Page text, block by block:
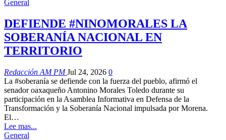
General
DEFIENDE #NINOMORALES LA
SOBERANÍA NACIONAL EN
TERRITORIO
Redacción AM PMJul 24, 2026 0
La #soberanía se defiende con la fuerza del pueblo, afirmó el
senador oaxaqueño Antonino Morales Toledo durante su
participación en la Asamblea Informativa en Defensa de la
Transformación y la Soberanía Nacional impulsada por Morena.
El…
Lee mas...
General